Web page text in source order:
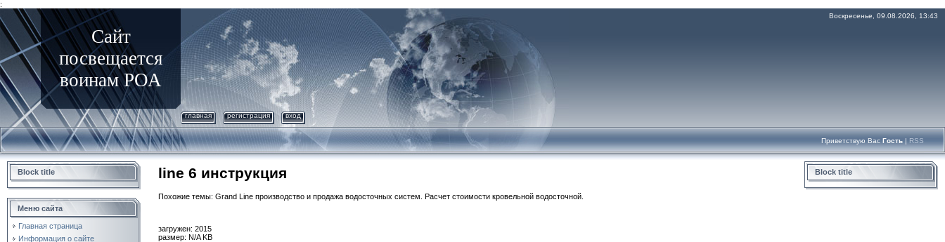
:
Сайт
посвещается
воинам РОА
Воскресенье, 09.08.2026, 13:43
главная регистрация вход
Приветствую Вас Гость | RSS
Block title
Меню сайта
Главная страница
Информация о сайте
line 6 инструкция
Похожие темы: Grand Line производство и продажа водосточных систем. Расчет стоимости кровельной водосточной.
загружен: 2015
размер: N/A KB
Block title